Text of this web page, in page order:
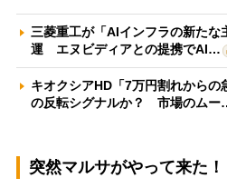
三菱重工が「AIインフラの新たな
運 エヌビディアとの提携でAI…
キオクシアHD「7万円割れから
の反転シグナルか？ 市場のム
突然マルサがやって来た！